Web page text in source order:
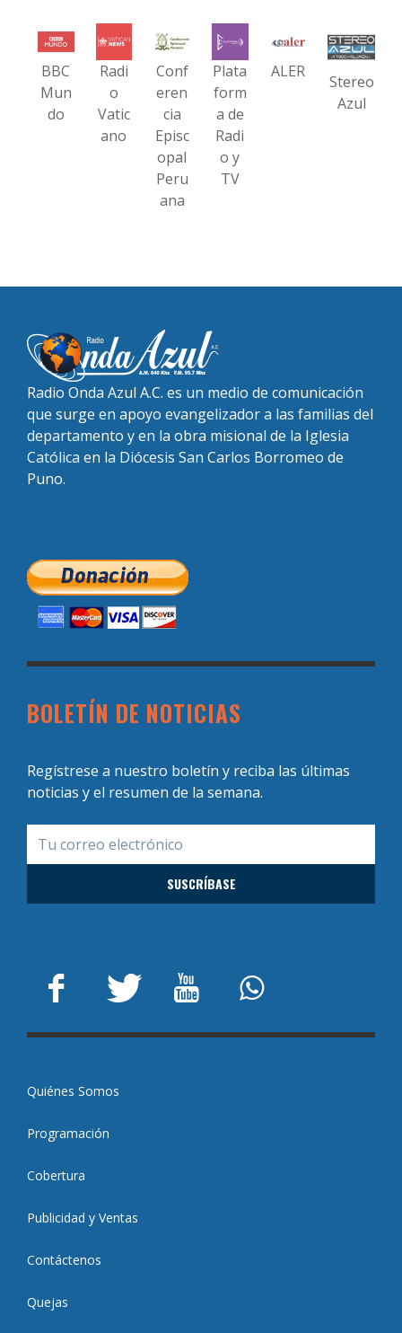
BBC
Mun
do
Radi
o
Vatic
ano
Conf
eren
cia
Episc
opal
Peru
ana
Plata
form
a de
Radi
o y
TV
ALER
Stereo
Azul
Radio Onda Azul A.C. es un medio de comunicación
que surge en apoyo evangelizador a las familias del
departamento y en la obra misional de la Iglesia
Católica en la Diócesis San Carlos Borromeo de
Puno.
BOLETÍN DE NOTICIAS
Regístrese a nuestro boletín y reciba las últimas
noticias y el resumen de la semana.
Quiénes Somos
Programación
Cobertura
Publicidad y Ventas
Contáctenos
Quejas